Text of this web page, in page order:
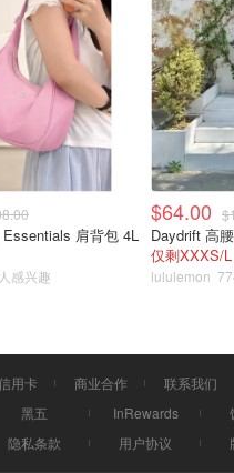
更广泛加密货币格局的宏观
价格继续飙升，可能会导致
推高其价格。
杂的加密货币交易时，获得
Hibit.com 发挥作用的地方
您是渴望交易、在交易过程
受害者，hibit.com 的线下
求提供面对面的解决方案。
易服务、骗局识别和咨询，
学习操作技能（例如如何创
许可的机构，hibit.com 是
一，非常重视其服务质量。
。
请结合比特币的走势来监控
肩背包 4L
感兴趣
$64.00
Daydrift 高
仅剩XXXS/
lululemon
用卡 商业合作 联系我们
黑五
InRewards
隐私条款
用户协议